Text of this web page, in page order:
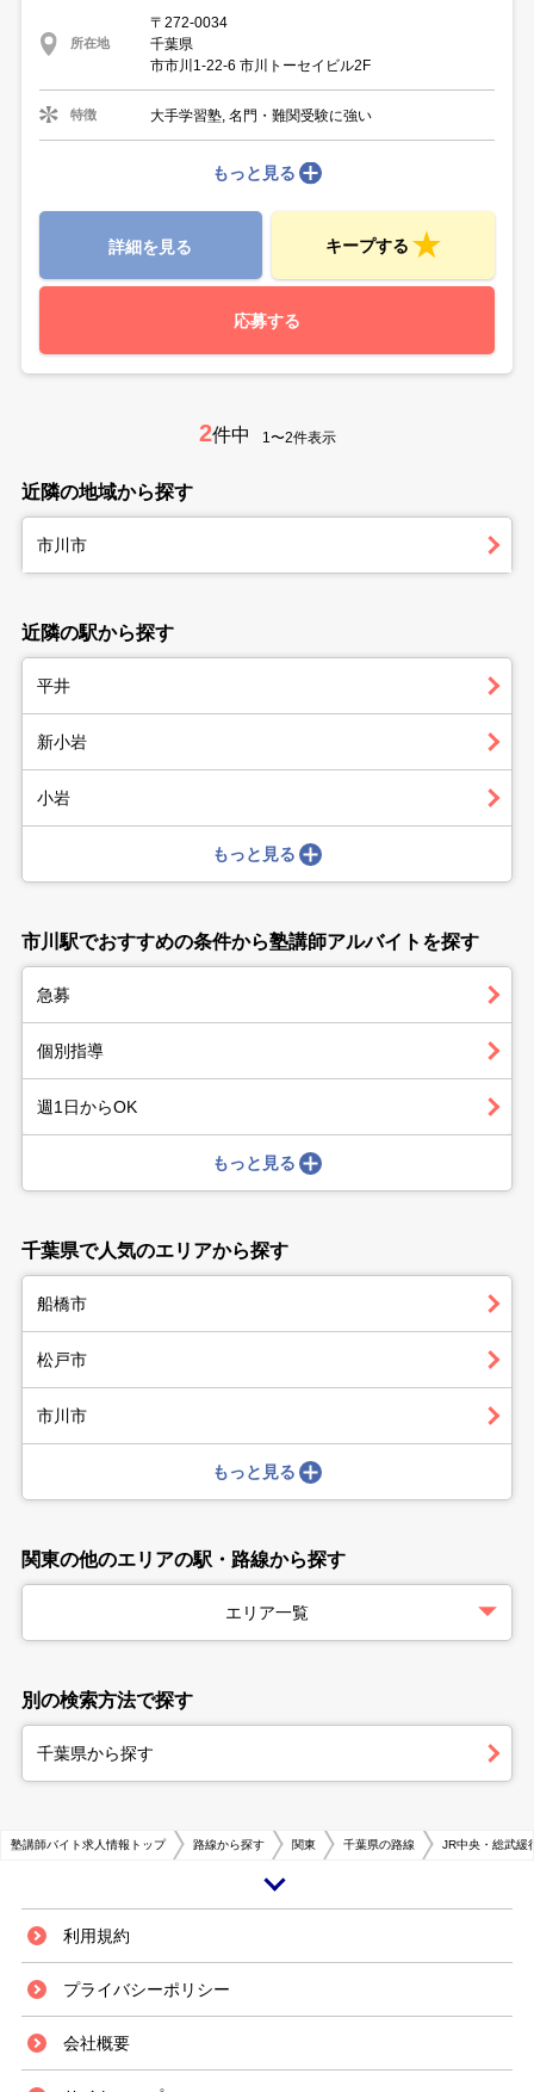
所在地
〒272-0034
千葉県
市市川1-22-6 市川トーセイビル2F
特徴 大手学習塾, 名門・難関受験に強い
もっと見る
詳細を見る キープする
応募する
2件中 1〜2件表示
近隣の地域から探す
市川市
近隣の駅から探す
平井
新小岩
小岩
もっと見る
市川駅でおすすめの条件から塾講師アルバイトを探す
急募
個別指導
週1日からOK
もっと見る
千葉県で人気のエリアから探す
船橋市
松戸市
市川市
もっと見る
関東の他のエリアの駅・路線から探す
エリア一覧
別の検索方法で探す
千葉県から探す
塾講師バイト求人情報トップ 路線から探す 関東 千葉県の路線 JR中央・総武緩
市川駅は千葉県市川市にある総武本線の駅です。市川駅のある市川市は千葉
開発が進んできた一方で、川や緑など自然豊かな場所も残っています。市内
は他にも、京葉線・武蔵野線といったJR線のほかに、東京メトロ東西線、
都営地下鉄新宿線など多くの鉄道路線が存在しています。道路も高速道路や
国道が多く整備されているので、人や物の流れが活発に行われています。都
心から近いこともあり、市川駅から通勤、通学している人も多く、東京都心
利用規約
プライバシーポリシー
会社概要